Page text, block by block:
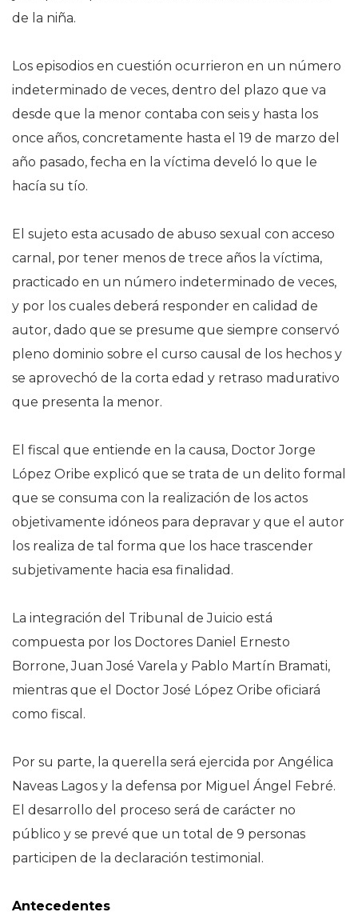
de la niña.
Los episodios en cuestión ocurrieron en un número
indeterminado de veces, dentro del plazo que va
desde que la menor contaba con seis y hasta los
once años, concretamente hasta el 19 de marzo del
año pasado, fecha en la víctima develó lo que le
hacía su tío.
El sujeto esta acusado de abuso sexual con acceso
carnal, por tener menos de trece años la víctima,
practicado en un número indeterminado de veces,
y por los cuales deberá responder en calidad de
autor, dado que se presume que siempre conservó
pleno dominio sobre el curso causal de los hechos y
se aprovechó de la corta edad y retraso madurativo
que presenta la menor.
El fiscal que entiende en la causa, Doctor Jorge
López Oribe explicó que se trata de un delito formal
que se consuma con la realización de los actos
objetivamente idóneos para depravar y que el autor
los realiza de tal forma que los hace trascender
subjetivamente hacia esa finalidad.
La integración del Tribunal de Juicio está
compuesta por los Doctores Daniel Ernesto
Borrone, Juan José Varela y Pablo Martín Bramati,
mientras que el Doctor José López Oribe oficiará
como fiscal.
Por su parte, la querella será ejercida por Angélica
Naveas Lagos y la defensa por Miguel Ángel Febré.
El desarrollo del proceso será de carácter no
público y se prevé que un total de 9 personas
participen de la declaración testimonial.
Antecedentes